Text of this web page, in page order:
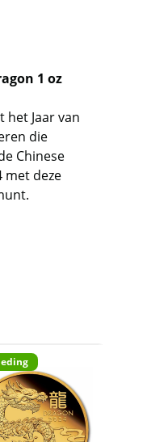
1 oz
Jaar van
die
Chinese
met deze
5.000
in
worden
koker.
II, haar